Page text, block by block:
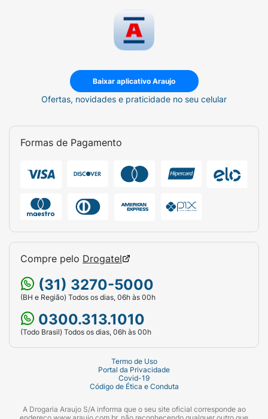
Baixar aplicativo Araujo
Ofertas, novidades e praticidade no seu celular
Formas de Pagamento
Compre pelo Drogatel
(31) 3270-5000
(BH e Região) Todos os dias, 06h às 00h
0300.313.1010
(Todo Brasil) Todos os dias, 06h às 00h
Termo de Uso
Portal da Privacidade
Covid-19
Código de Ética e Conduta
A Drogaria Araujo S/A informa que o seu site oficial corresponde ao